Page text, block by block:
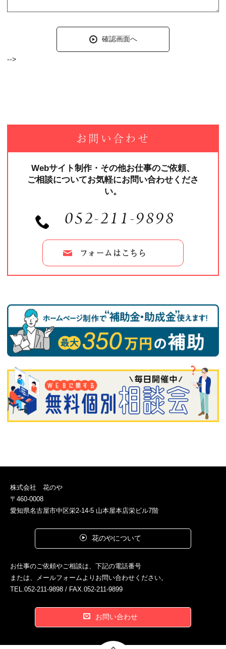
-->
お問い合わせ
Webサイト制作・その他お仕事のご依頼、
ご相談についてお気軽にお問い合わせくださ
い。
052-211-9898
フォームはこちら
株式会社 花のや
〒460-0008
愛知県名古屋市中区栄2-14-5 山本屋本店栄ビル7階
花のやについて
お仕事のご依頼やご相談は、下記の電話番号
または、メールフォームよりお問い合わせください。
TEL.052-211-9898 / FAX.052-211-9899
お問い合わせ